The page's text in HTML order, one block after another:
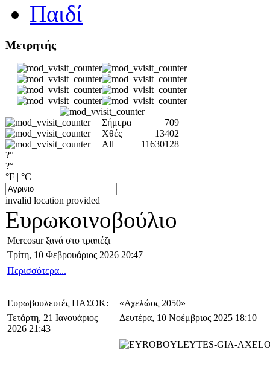
Παιδί
Μετρητής
Σήμερα
709
Χθές
13402
All
11630128
?°
?°
°F | °C
invalid location provided
Ευρωκοινοβούλιο
Mercosur ξανά στο τραπέζι
Τρίτη, 10 Φεβρουάριος 2026 20:47
Περισσότερα...
Ευρωβουλευτές ΠΑΣΟΚ:
Τετάρτη, 21 Ιανουάριος
2026 21:43
«Αχελώος 2050»
Δευτέρα, 10 Νοέμβριος 2025 18:10